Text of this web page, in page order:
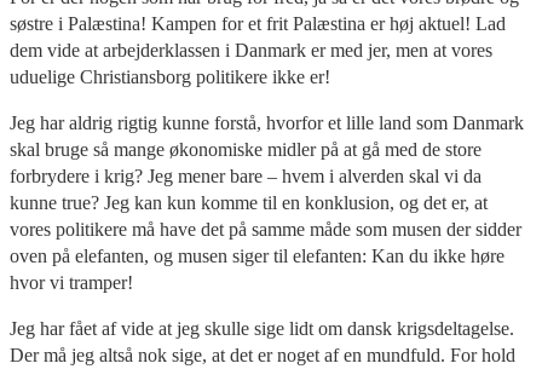
søstre i Palæstina! Kampen for et frit Palæstina er høj aktuel! Lad
dem vide at arbejderklassen i Danmark er med jer, men at vores
uduelige Christiansborg politikere ikke er!
Jeg har aldrig rigtig kunne forstå, hvorfor et lille land som Danmark
skal bruge så mange økonomiske midler på at gå med de store
forbrydere i krig? Jeg mener bare – hvem i alverden skal vi da
kunne true? Jeg kan kun komme til en konklusion, og det er, at
vores politikere må have det på samme måde som musen der sidder
oven på elefanten, og musen siger til elefanten: Kan du ikke høre
hvor vi tramper!
Jeg har fået af vide at jeg skulle sige lidt om dansk krigsdeltagelse.
Der må jeg altså nok sige, at det er noget af en mundfuld. For hold